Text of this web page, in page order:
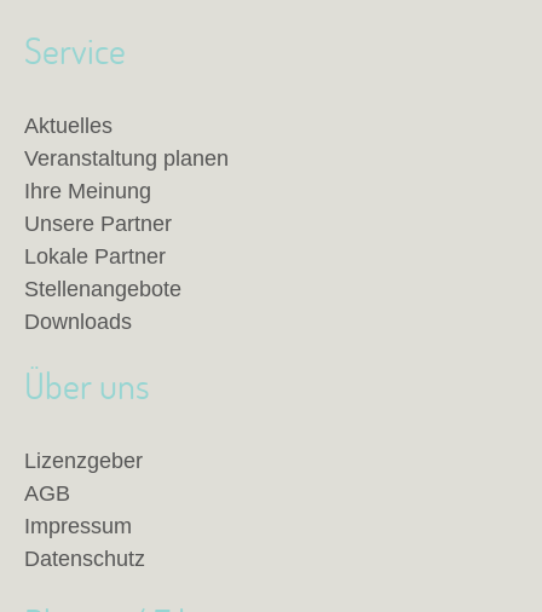
Service
Aktuelles
Veranstaltung planen
Ihre Meinung
Unsere Partner
Lokale Partner
Stellenangebote
Downloads
Über uns
Lizenzgeber
AGB
Impressum
Datenschutz